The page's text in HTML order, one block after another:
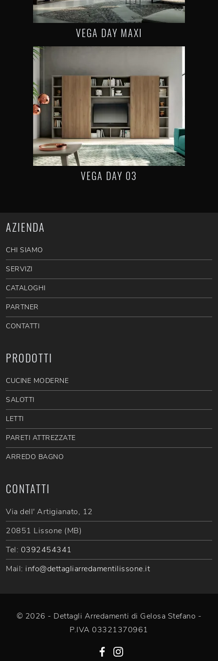
VEGA DAY MAXI
VEGA DAY 03
AZIENDA
CHI SIAMO
SERVIZI
CATALOGHI
PARTNER
CONTATTI
PRODOTTI
CUCINE MODERNE
SALOTTI
LETTI
PARETI ATTREZZATE
ARREDO BAGNO
CONTATTI
Via dell' Artigianato, 12
20851 Lissone (MB)
Tel: 0392454341
Mail: info@dettagliarredamentilissone.it
© 2026 - Dettagli Arredamenti di Gelosa Stefano -
P.IVA 03321370961